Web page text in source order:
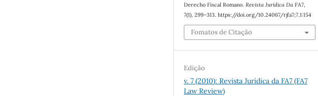
Derecho Fiscal Romano.Revista Jurídica Da FA7,
7(1), 299–313. https://doi.org/10.24067/rjfa7;7.1:154
Fomatos de Citação
Edição
v. 7 (2010): Revista Jurídica da FA7 (FA7
Law Review)